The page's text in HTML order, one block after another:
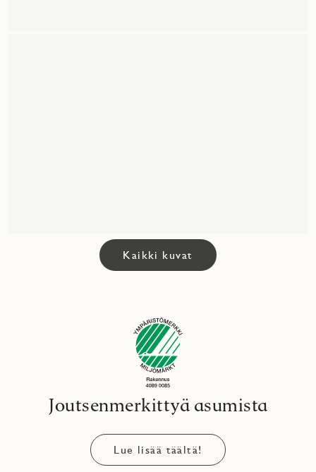
Kaikki kuvat
Joutsenmerkittyä asumista
Lue lisää täältä!